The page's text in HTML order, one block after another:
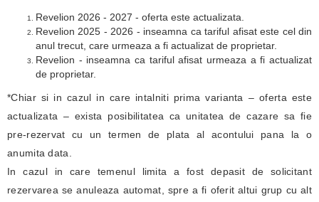
Revelion 2026 - 2027 - oferta este actualizata.
Revelion 2025 - 2026 - inseamna ca tariful afisat este cel din
anul trecut, care urmeaza a fi actualizat de proprietar.
Revelion - inseamna ca tariful afisat urmeaza a fi actualizat
de proprietar.
*Chiar si in cazul in care intalniti prima varianta – oferta este
actualizata – exista posibilitatea ca unitatea de cazare sa fie
pre-rezervat cu un termen de plata al acontului pana la o
anumita data.
In cazul in care temenul limita a fost depasit de solicitant
rezervarea se anuleaza automat, spre a fi oferit altui grup cu alt